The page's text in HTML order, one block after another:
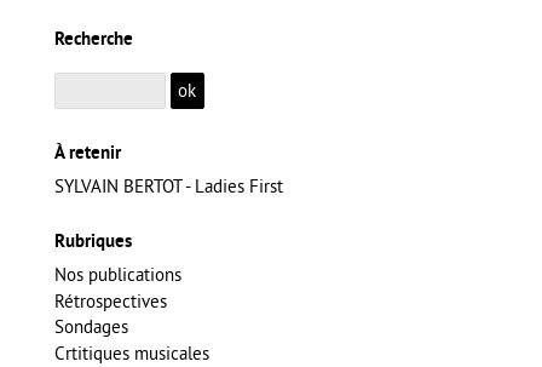
Recherche
À retenir
SYLVAIN BERTOT - Ladies First
Rubriques
Nos publications
Rétrospectives
Sondages
Crtitiques musicales